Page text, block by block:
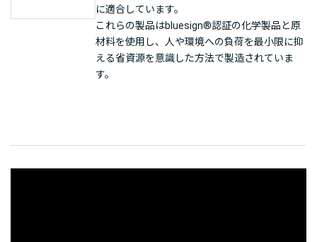
に適合しています。
これらの製品はbluesign®認証の化学製品と原
材料を使用し、人や環境への負荷を最小限に抑
える省資源を意識した方法で製造されていま
す。